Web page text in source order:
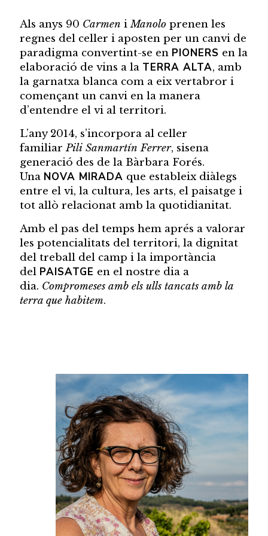
Als anys 90 Carmen iManolo prenen les
regnes del celler i aposten per un canvi de
paradigma convertint-se en PIONERS en la
elaboració de vins a la TERRA ALTA, amb
la garnatxa blanca com a eix vertabror i
començant un canvi en la manera
d’entendre el vi al territori.
L’any 2014, s’incorpora al celler
familiarPili Sanmartín Ferrer, sisena
generació des de la Bàrbara Forés.
Una NOVA MIRADA que estableix diàlegs
entre el vi, la cultura, les arts, el paisatge i
tot allò relacionat amb la quotidianitat.
Amb el pas del temps hem aprés a valorar
les potencialitats del territori, la dignitat
del treball del camp i la importància
del PAISATGE en el nostre dia a
dia. Compromeses amb els ulls tancats amb la
terra que habitem.